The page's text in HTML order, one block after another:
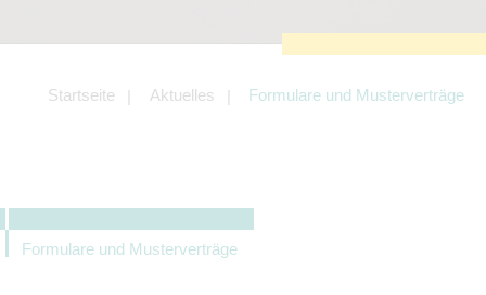
Startseite Aktuelles Formulare und Musterverträge
Formulare und Musterverträge
Angebotes einschließlich der
Angeboten von z.B. Facebook und
LinkedIn.
können.